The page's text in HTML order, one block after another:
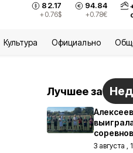
82.17
+0.76$
94.84
+0.78€
Культура Официально
Лучшее за
3 августа ,